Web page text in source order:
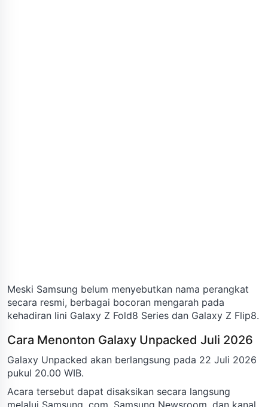
Meski Samsung belum menyebutkan nama perangkat
secara resmi, berbagai bocoran mengarah pada
kehadiran lini Galaxy Z Fold8 Series dan Galaxy Z Flip8.
Cara Menonton Galaxy Unpacked Juli 2026
Galaxy Unpacked akan berlangsung pada 22 Juli 2026
pukul 20.00 WIB.
Acara tersebut dapat disaksikan secara langsung
melalui Samsung. com, Samsung Newsroom, dan kanal